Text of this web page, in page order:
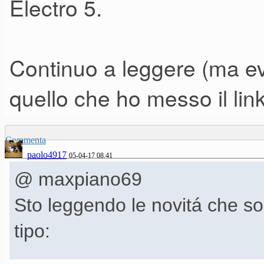
Electro 5.
Continuo a leggere (ma
quello che ho messo il
Commenta
paolo4917 05-04-17 08.41
@ maxpiano69
Sto leggendo le novitá che
tipo: